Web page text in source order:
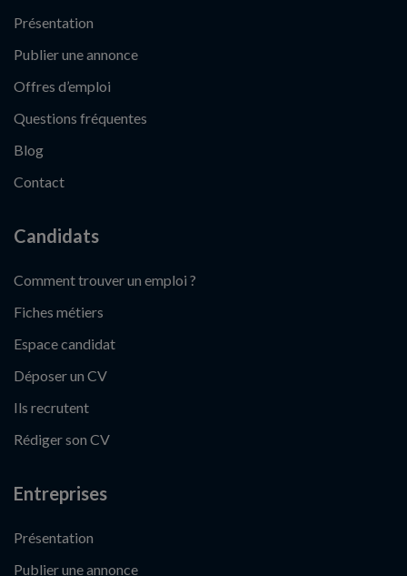
Présentation
Publier une annonce
Offres d’emploi
Questions fréquentes
Blog
Contact
Candidats
Comment trouver un emploi ?
Fiches métiers
Espace candidat
Déposer un CV
Ils recrutent
Rédiger son CV
Entreprises
Présentation
Publier une annonce